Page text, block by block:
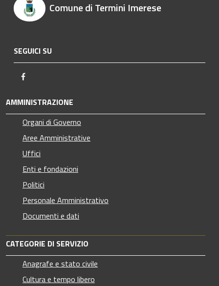
Comune di Termini Imerese
SEGUICI SU
AMMINISTRAZIONE
Organi di Governo
Aree Amministrative
Uffici
Enti e fondazioni
Politici
Personale Amministrativo
Documenti e dati
CATEGORIE DI SERVIZIO
Anagrafe e stato civile
Cultura e tempo libero